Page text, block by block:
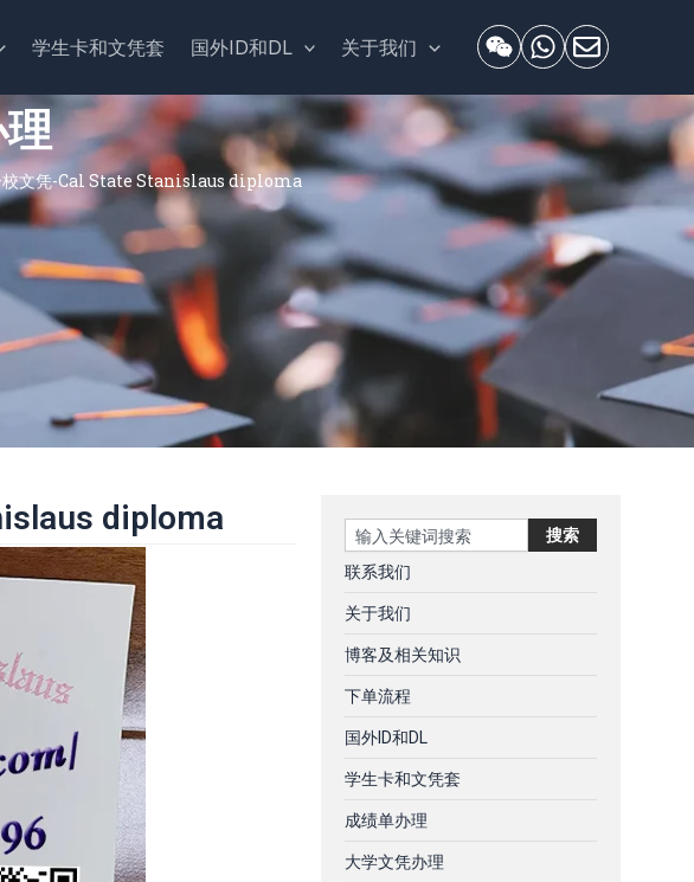
学生卡和文凭套 国外ID和DL 关于我们
校文凭-Cal State Stanislaus diploma
diploma Search 搜索
联系我们
关于我们
博客及相关知识
下单流程
国外ID和DL
学生卡和文凭套
成绩单办理
大学文凭办理